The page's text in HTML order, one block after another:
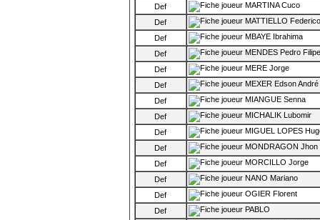
Def
MARTINA Cuco
Def
MATTIELLO Federico
Def
MBAYE Ibrahima
Def
MENDES Pedro Filipe
Def
MERE Jorge
Def
MEXER Edson André
Def
MIANGUE Senna
Def
MICHALIK Lubomir
Def
MIGUEL LOPES
Def
MONDRAGON Jhon
Def
MORCILLO Jorge
Def
NANO Mariano
Def
OGIER Florent
Def
PABLO